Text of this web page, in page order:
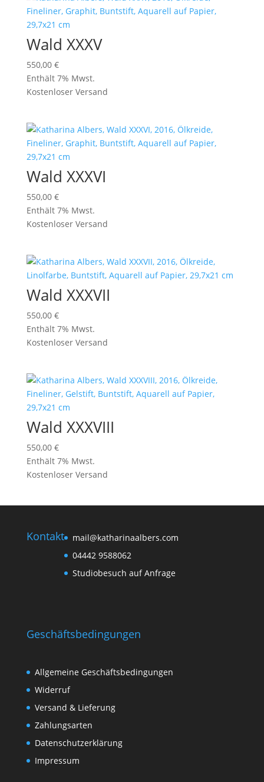
Wald XXXV
550,00 €
Enthält 7% Mwst.
Kostenloser Versand
Wald XXXVI
550,00 €
Enthält 7% Mwst.
Kostenloser Versand
Wald XXXVII
550,00 €
Enthält 7% Mwst.
Kostenloser Versand
Wald XXXVIII
550,00 €
Enthält 7% Mwst.
Kostenloser Versand
Kontakt
mail@katharinaalbers.com
04442 9588062
Studiobesuch auf Anfrage
Geschäftsbedingungen
Allgemeine Geschäftsbedingungen
Widerruf
Versand & Lieferung
Zahlungsarten
Datenschutzerklärung
Impressum